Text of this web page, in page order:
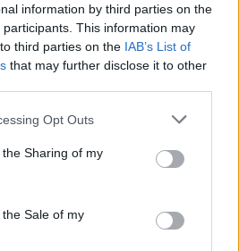
information by third parties on the
participants. This information may
third parties on the IAB’s List of
that may further disclose it to other
Opt Outs
Sharing of my
Sale of my
W liście siostry przypomniały
w Rzymie w 2002 roku, 19
św. Alonso, oraz o spotkaniu na
przeorem generalnym
nasz portal. Jesteśmy